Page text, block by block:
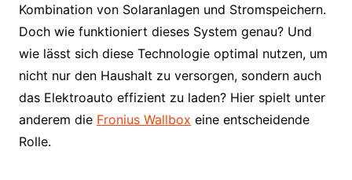
Kombination von Solaranlagen und Stromspeichern.
Doch wie funktioniert dieses System genau? Und
wie lässt sich diese Technologie optimal nutzen, um
nicht nur den Haushalt zu versorgen, sondern auch
das Elektroauto effizient zu laden? Hier spielt unter
anderem die Fronius Wallbox eine entscheidende
Rolle.